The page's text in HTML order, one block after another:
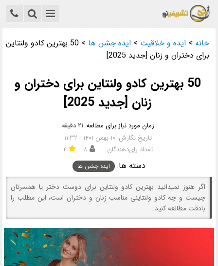
خانه > ایده و خلاقیت > ایده جشن ها >
50 بهترین کادو ولنتاین
برای دختران و زنان [جدید 2025]
50 بهترین کادو ولنتاین برای دختران و
زنان [جدید 2025]
زمان مورد نیاز برای مطالعه: ۲۱ دقیقه
تاریخ نگارش: ۱۰ بهمن ۱۴۰۱ - ۱۱:۳۲
تعداد رای‌دهندگان:
۸ ۴
دسته ها: ایده جشن ها
اگر هنوز نمیدانید بهترین کادو ولنتاین برای دوست دختر یا همسرتان
چیست و چه کادو ولنتاینی مناسب زنان و دختران است، این مطلب را
بادقت مطالعه کنید.